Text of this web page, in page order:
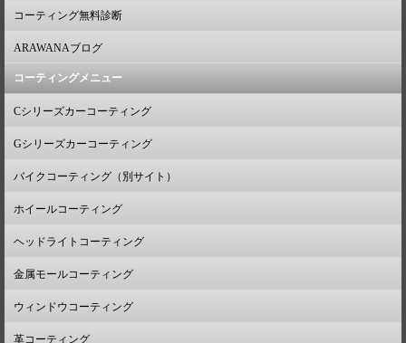
コーティング無料診断
ARAWANAブログ
コーティングメニュー
Cシリーズカーコーティング
Gシリーズカーコーティング
バイクコーティング（別サイト）
ホイールコーティング
ヘッドライトコーティング
金属モールコーティング
ウィンドウコーティング
革コーティング